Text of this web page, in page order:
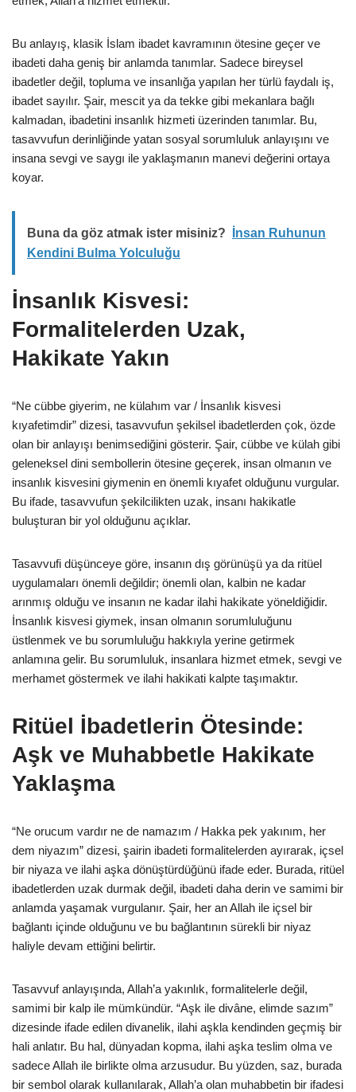
Bu anlayış, klasik İslam ibadet kavramının ötesine geçer ve
ibadeti daha geniş bir anlamda tanımlar. Sadece bireysel
ibadetler değil, topluma ve insanlığa yapılan her türlü faydalı iş,
ibadet sayılır. Şair, mescit ya da tekke gibi mekanlara bağlı
kalmadan, ibadetini insanlık hizmeti üzerinden tanımlar. Bu,
tasavvufun derinliğinde yatan sosyal sorumluluk anlayışını ve
insana sevgi ve saygı ile yaklaşmanın manevi değerini ortaya
koyar.
Buna da göz atmak ister misiniz?
İnsan Ruhunun
Kendini Bulma Yolculuğu
İnsanlık Kisvesi:
Formalitelerden Uzak,
Hakikate Yakın
“Ne cübbe giyerim, ne külahım var / İnsanlık kisvesi
kıyafetimdir” dizesi, tasavvufun şekilsel ibadetlerden çok, özde
olan bir anlayışı benimsediğini gösterir. Şair, cübbe ve külah gibi
geleneksel dini sembollerin ötesine geçerek, insan olmanın ve
insanlık kisvesini giymenin en önemli kıyafet olduğunu vurgular.
Bu ifade, tasavvufun şekilcilikten uzak, insanı hakikatle
buluşturan bir yol olduğunu açıklar.
Tasavvufi düşünceye göre, insanın dış görünüşü ya da ritüel
uygulamaları önemli değildir; önemli olan, kalbin ne kadar
arınmış olduğu ve insanın ne kadar ilahi hakikate yöneldiğidir.
İnsanlık kisvesi giymek, insan olmanın sorumluluğunu
üstlenmek ve bu sorumluluğu hakkıyla yerine getirmek
anlamına gelir. Bu sorumluluk, insanlara hizmet etmek, sevgi ve
merhamet göstermek ve ilahi hakikati kalpte taşımaktır.
Ritüel İbadetlerin Ötesinde:
Aşk ve Muhabbetle Hakikate
Yaklaşma
“Ne orucum vardır ne de namazım / Hakka pek yakınım, her
dem niyazım” dizesi, şairin ibadeti formalitelerden ayırarak, içsel
bir niyaza ve ilahi aşka dönüştürdüğünü ifade eder. Burada, ritüel
ibadetlerden uzak durmak değil, ibadeti daha derin ve samimi bir
anlamda yaşamak vurgulanır. Şair, her an Allah ile içsel bir
bağlantı içinde olduğunu ve bu bağlantının sürekli bir niyaz
haliyle devam ettiğini belirtir.
Tasavvuf anlayışında, Allah’a yakınlık, formalitelerle değil,
samimi bir kalp ile mümkündür. “Aşk ile divâne, elimde sazım”
dizesinde ifade edilen divanelik, ilahi aşkla kendinden geçmiş bir
hali anlatır. Bu hal, dünyadan kopma, ilahi aşka teslim olma ve
sadece Allah ile birlikte olma arzusudur. Bu yüzden, saz, burada
bir sembol olarak kullanılarak, Allah’a olan muhabbetin bir ifadesi